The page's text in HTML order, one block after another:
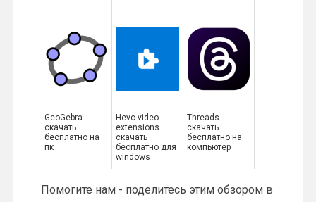
GeoGebra
скачать
бесплатно на
пк
Hevc video
extensions
скачать
бесплатно для
windows
Threads
скачать
бесплатно на
компьютер
Помогите нам - поделитесь этим обзором в